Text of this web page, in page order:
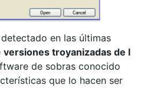
en las últimas
versiones troyanizadas de l
de sobras conocido
que lo hacen ser